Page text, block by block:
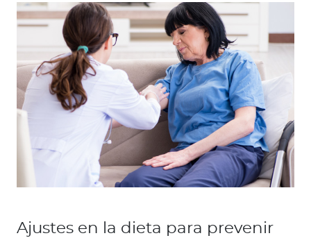
Ajustes en la dieta para prevenir